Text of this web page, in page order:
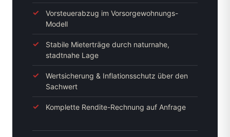
Vorsteuerabzug im Vorsorgewohnungs-
Modell
Stabile Mieterträge durch naturnahe,
stadtnahe Lage
Wertsicherung & Inflationsschutz über den
Sachwert
Komplette Rendite-Rechnung auf Anfrage